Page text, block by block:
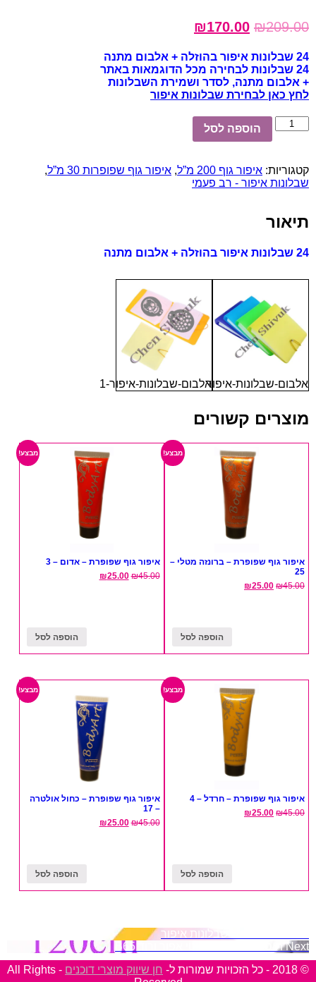
₪209.00
₪170.00
24 שבלונות איפור בהוזלה + אלבום מתנה
24 שבלונות לבחירה מכל הדוגמאות באתר
+ אלבום מתנה, לסדר ושמירת השבלונות
לחץ כאן לבחירת שבלונות איפור
כמות
של
איפור
בהוזלה
מתנה
הוספה לסל
קטגוריות: איפור גוף 200 מ”ל , איפור גוף שפופרות 30 מ”ל
,
שבלונות איפור - רב פעמי
תיאור
24 שבלונות איפור בהוזלה + אלבום מתנה
אלבום-שבלונות-איפוראלבום-שבלונות-איפור-1
מוצרים קשורים
מבצע!
איפור גוף שפופרת – ברונזה מטלי –
25
₪45.00
₪25.00
הוספה לסל
מבצע!
איפור גוף שפופרת – אדום – 3
₪45.00
₪25.00
הוספה לסל
מבצע!
איפור גוף שפופרת – חרדל – 4
₪45.00
₪25.00
הוספה לסל
מבצע!
איפור גוף שפופרת – כחול אולטרה
– 17
₪45.00
₪25.00
הוספה לסל
ניווט
אלבום שבלונות איפור
Next תוספות שיער סינטטי אפור ורוד B65
© 2018 - כל הזכויות שמורות ל-
חן שיווק מוצרי דוכנים
- All Rights